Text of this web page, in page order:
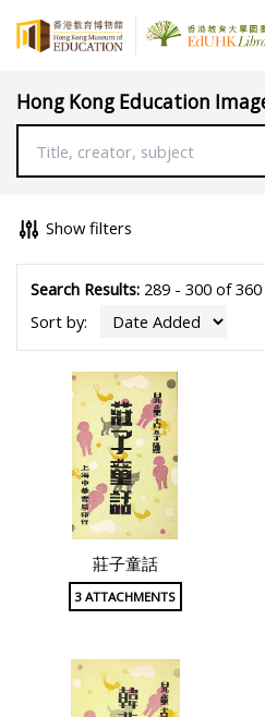
Hong Kong Education
Show filters
Search Results:289 - 300 of 360
Sort by:
莊子童話
3 ATTACHMENTS